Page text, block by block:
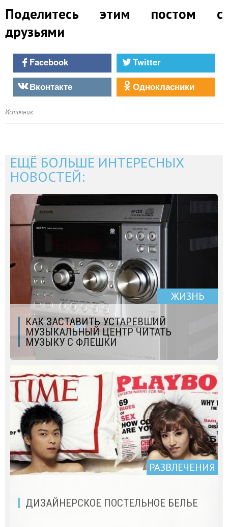
Поделитесь этим постом с
друзьями
Facebook
Twitter
Вконтакте
Однокласники
Источник
ЕЩЁ БОЛЬШЕ ИНТЕРЕСНЫХ
НОВОСТЕЙ:
ЖИЗНЬ
КАК ЗАСТАВИТЬ УСТАРЕВШИЙ
МУЗЫКАЛЬНЫЙ ЦЕНТР ЧИТАТЬ
МУЗЫКУ С ФЛЕШКИ
РАЗВЛЕЧЕНИЯ
ДИЗАЙНЕРСКОЕ ПОСТЕЛЬНОЕ БЕЛЬЕ